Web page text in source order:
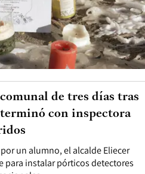
un alumno, el alcalde Eliecer
para instalar pórticos detectores
de tres días tras
con inspectora